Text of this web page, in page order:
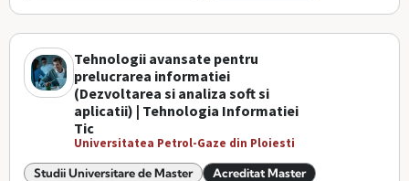
Tehnologii avansate pentru
prelucrarea informatiei
(Dezvoltarea si analiza soft si
aplicatii) | Tehnologia Informatiei
Tic
Universitatea Petrol-Gaze din Ploiesti
Studii Universitare de Master Acreditat Master